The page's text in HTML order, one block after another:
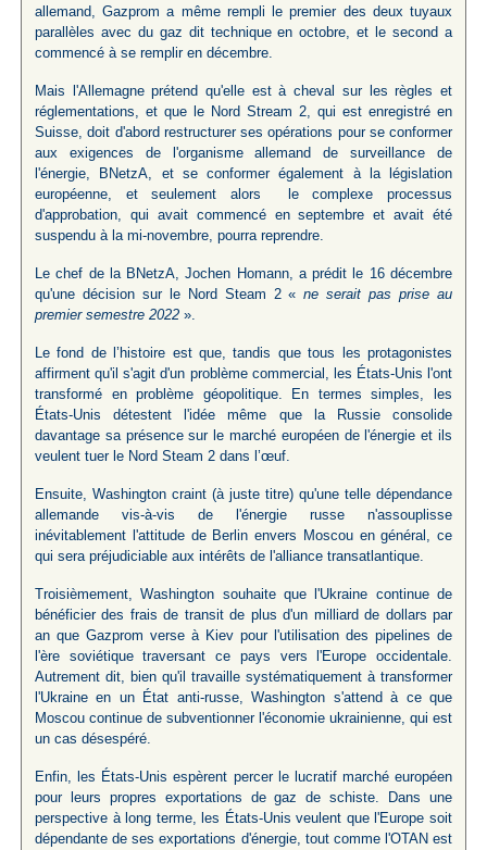
allemand, Gazprom a même rempli le premier des deux tuyaux
parallèles avec du gaz dit technique en octobre, et le second a
commencé à se remplir en décembre.
Mais l'Allemagne prétend qu'elle est à cheval sur les règles et
réglementations, et que le Nord Stream 2, qui est enregistré en
Suisse, doit d'abord restructurer ses opérations pour se conformer
aux exigences de l'organisme allemand de surveillance de
l'énergie, BNetzA, et se conformer également à la législation
européenne, et seulement alors le complexe processus
d'approbation, qui avait commencé en septembre et avait été
suspendu à la mi-novembre, pourra reprendre.
Le chef de la BNetzA, Jochen Homann, a prédit le 16 décembre
qu'une décision sur le Nord Steam 2 «ne serait pas prise au
premier semestre 2022 ».
Le fond de l’histoire est que, tandis que tous les protagonistes
affirment qu'il s'agit d'un problème commercial, les États-Unis l'ont
transformé en problème géopolitique. En termes simples, les
États-Unis détestent l'idée même que la Russie consolide
davantage sa présence sur le marché européen de l'énergie et ils
veulent tuer le Nord Steam 2 dans l’œuf.
Ensuite, Washington craint (à juste titre) qu'une telle dépendance
allemande vis-à-vis de l'énergie russe n'assouplisse
inévitablement l'attitude de Berlin envers Moscou en général, ce
qui sera préjudiciable aux intérêts de l'alliance transatlantique.
Troisièmement, Washington souhaite que l'Ukraine continue de
bénéficier des frais de transit de plus d'un milliard de dollars par
an que Gazprom verse à Kiev pour l'utilisation des pipelines de
l'ère soviétique traversant ce pays vers l'Europe occidentale.
Autrement dit, bien qu'il travaille systématiquement à transformer
l'Ukraine en un État anti-russe, Washington s'attend à ce que
Moscou continue de subventionner l'économie ukrainienne, qui est
un cas désespéré.
Enfin, les États-Unis espèrent percer le lucratif marché européen
pour leurs propres exportations de gaz de schiste. Dans une
perspective à long terme, les États-Unis veulent que l'Europe soit
dépendante de ses exportations d'énergie, tout comme l'OTAN est